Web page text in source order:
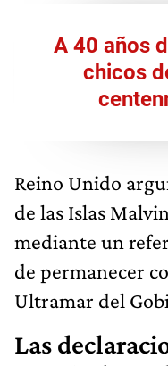
A 40 años
chicos
Reino Unido
de las Islas
mediante un
de permanecer
Ultramar del
Las